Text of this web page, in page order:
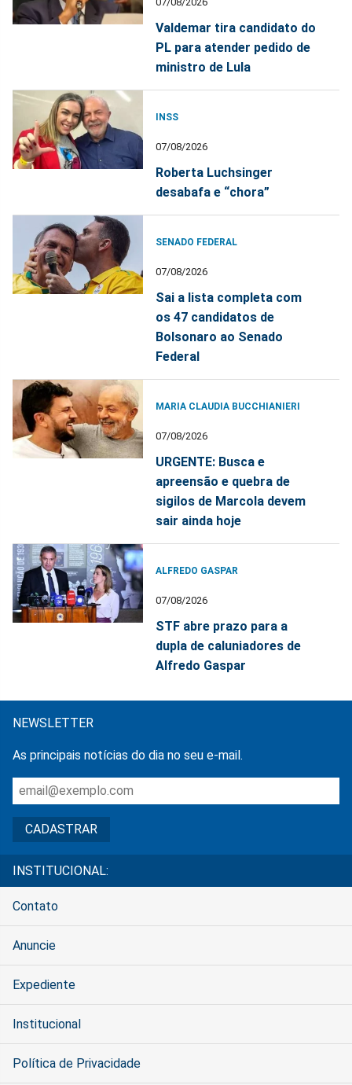
Valdemar tira candidato do
PL para atender pedido de
ministro de Lula
INSS
07/08/2026
Roberta Luchsinger
desabafa e “chora”
SENADO FEDERAL
07/08/2026
Sai a lista completa com
os 47 candidatos de
Bolsonaro ao Senado
Federal
MARIA CLAUDIA BUCCHIANIERI
07/08/2026
URGENTE: Busca e
apreensão e quebra de
sigilos de Marcola devem
sair ainda hoje
ALFREDO GASPAR
07/08/2026
STF abre prazo para a
dupla de caluniadores de
Alfredo Gaspar
NEWSLETTER
As principais notícias do dia no seu e-mail.
INSTITUCIONAL:
Contato
Anuncie
Expediente
Institucional
Política de Privacidade